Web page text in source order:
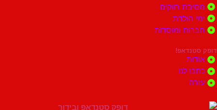
רווקים
ומוסדות
לנו